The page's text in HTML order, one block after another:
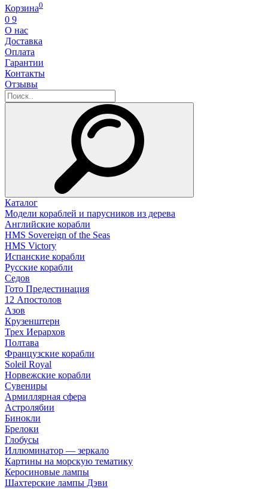
Корзина0
0 9
О нас
Доставка
Оплата
Гарантии
Контакты
Отзывы
Каталог
Модели кораблей и парусников из дерева
Английские корабли
HMS Sovereign of the Seas
HMS Victory
Испанские корабли
Русские корабли
Седов
Гото Предестинация
12 Апостолов
Азов
Крузенштерн
Трех Иерархов
Полтава
Французские корабли
Soleil Royal
Норвежские корабли
Сувениры
Армиллярная сфера
Астролябии
Бинокли
Брелоки
Глобусы
Иллюминатор — зеркало
Картины на морскую тематику
Керосиновые лампы
Шахтерские лампы Дэви